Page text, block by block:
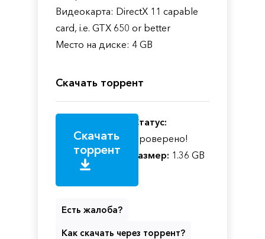
Видеокарта: DirectX 11 capable
card, i.e. GTX 650 or better
Место на диске: 4 GB
Скачать торрент
Скачать
торрент
Статус:
Проверено!
Размер: 1.36 GB
Есть жалоба?
Как скачать через торрент?